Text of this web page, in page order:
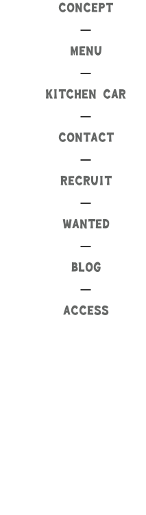
CONCEPT
MENU
KITCHEN CAR
CONTACT
RECRUIT
WANTED
BLOG
ACCESS